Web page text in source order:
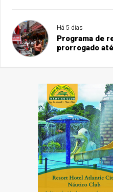
Há 5 dias
Programa de
prorrogado